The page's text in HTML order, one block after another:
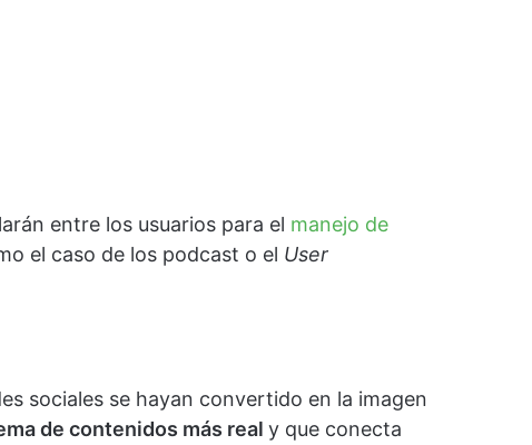
entre los usuarios para el manejo de
el caso de los podcast o el User
sociales se hayan convertido en la imagen
de contenidos más real y que conecta